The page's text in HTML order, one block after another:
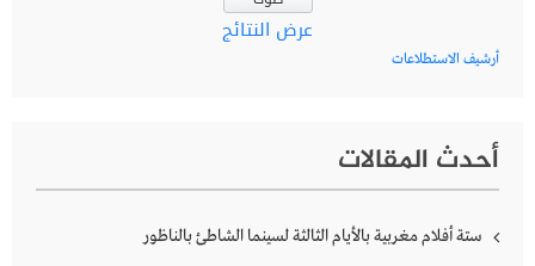
عرض النتائج
أرشيف الاستطلاعات
أحدث المقالات
ستة أفلام مغربية بالأيام الثالثة لسينما الشاطئ بالناظور